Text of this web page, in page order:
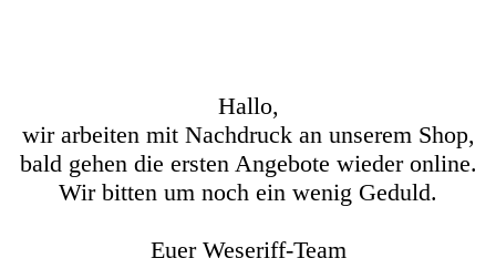
Hallo,
wir arbeiten mit Nachdruck an unserem Shop,
bald gehen die ersten Angebote wieder online.
Wir bitten um noch ein wenig Geduld.
Euer Weseriff-Team